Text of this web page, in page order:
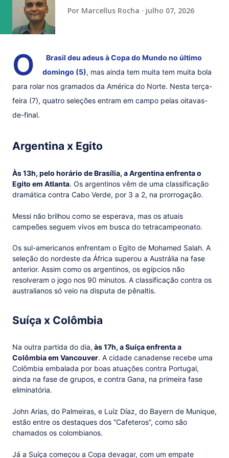
Por Marcellus Rocha julho 07, 2026
O
Brasil deu adeus à Copa do Mundo no último
domingo (5), mas ainda tem muita tem muita bola
para rolar nos gramados da América do Norte. Nesta terça-
feira (7), quatro seleções entram em campo pelas oitavas-
de-final.
Argentina x Egito
Às 13h, pelo horário de Brasília, a Argentina enfrenta o
Egito em Atlanta. Os argentinos vêm de uma classificação
dramática contra Cabo Verde, por 3 a 2, na prorrogação.
Messi não brilhou como se esperava, mas os atuais
campeões seguem vivos em busca do tetracampeonato.
Os sul-americanos enfrentam o Egito de Mohamed Salah. A
seleção do nordeste da África superou a Austrália na fase
anterior. Assim como os argentinos, os egípcios não
resolveram o jogo nos 90 minutos. A classificação contra os
australianos só veio na disputa de pênaltis.
Suíça x Colômbia
Na outra partida do dia, às 17h, a Suíça enfrenta a
Colômbia em Vancouver. A cidade canadense recebe uma
Colômbia embalada por boas atuações contra Portugal,
ainda na fase de grupos, e contra Gana, na primeira fase
eliminatória.
John Arias, do Palmeiras, e Luíz Díaz, do Bayern de Munique,
estão entre os destaques dos “Cafeteros”, como são
chamados os colombianos.
Já a Suíça começou a Copa devagar, com um empate